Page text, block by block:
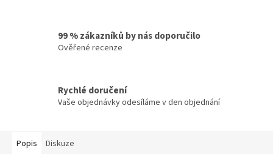
99 % zákazníků by nás doporučilo
Ověřené recenze
Rychlé doručení
Vaše objednávky odesíláme v den objednání
Popis Diskuze